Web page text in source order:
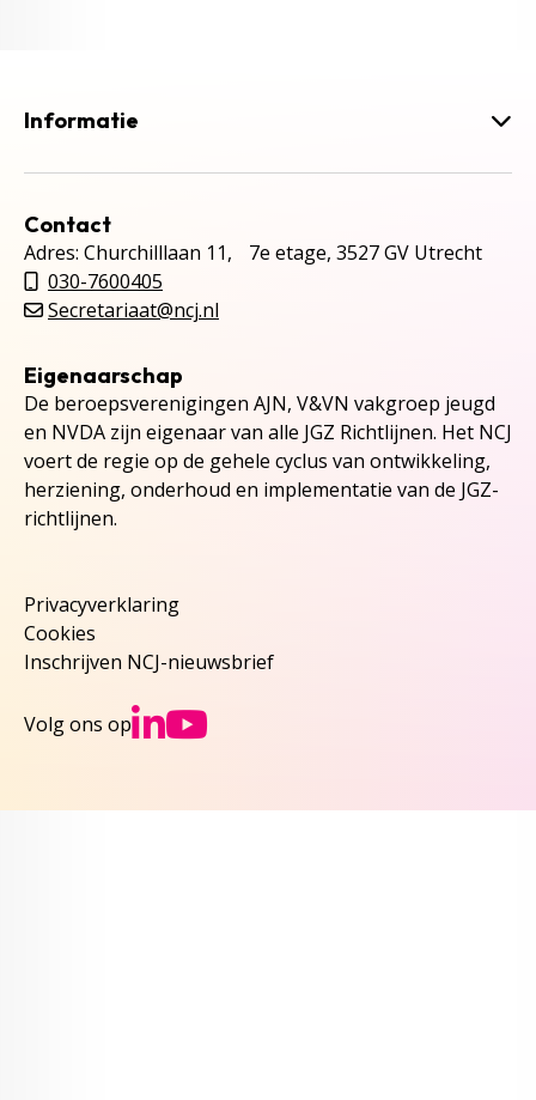
Informatie
Contact
Adres: Churchilllaan 11, 7e etage, 3527 GV Utrecht
030-7600405
Secretariaat@ncj.nl
Eigenaarschap
De beroepsverenigingen AJN, V&VN vakgroep jeugd
en NVDA zijn eigenaar van alle JGZ Richtlijnen. Het NCJ
voert de regie op de gehele cyclus van ontwikkeling,
herziening, onderhoud en implementatie van de JGZ-
richtlijnen.
Privacyverklaring
Cookies
Inschrijven NCJ-nieuwsbrief
Volg ons op Ga naar NCJs